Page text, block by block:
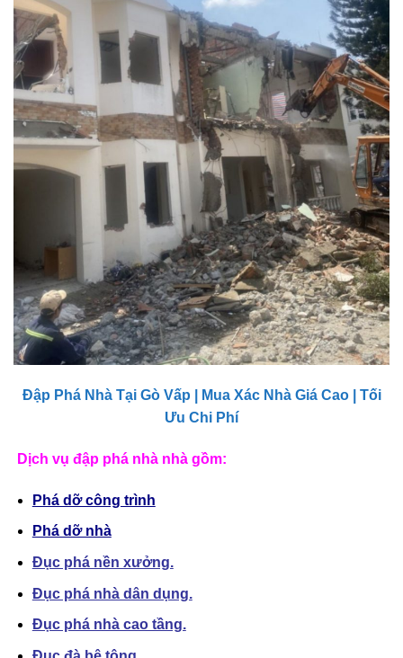
Đập Phá Nhà Tại Gò Vấp | Mua Xác Nhà Giá Cao | Tối
Ưu Chi Phí
Dịch vụ đập phá nhà nhà gồm:
Phá dỡ công trình
Phá dỡ nhà
Đục phá nền xưởng.
Đục phá nhà dân dụng.
Đục phá nhà cao tầng.
Đục đà bê tông.